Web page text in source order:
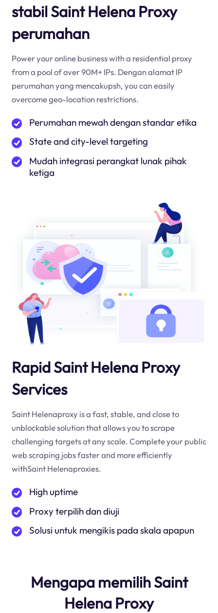
stabil Saint Helena Proxy
perumahan
Power your online business with a residential proxy
from a pool of over 90M+ IPs. Dengan alamat IP
perumahan yang mencakupsh, you can easily
overcome geo-location restrictions.
Perumahan mewah dengan standar etika
State and city-level targeting
Mudah integrasi perangkat lunak pihak
ketiga
Rapid Saint Helena Proxy
Services
Saint Helenaproxy is a fast, stable, and close to
unblockable solution that allows you to scrape
challenging targets at any scale. Complete your public
web scraping jobs faster and more efficiently
withSaint Helenaproxies.
High uptime
Proxy terpilih dan diuji
Solusi untuk mengikis pada skala apapun
Mengapa memilih Saint
Helena Proxy